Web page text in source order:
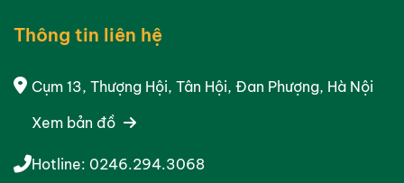
Thông tin liên hệ
Cụm 13, Thượng Hội, Tân Hội, Đan Phượng, Hà Nội
Xem bản đồ
Hotline: 0246.294.3068